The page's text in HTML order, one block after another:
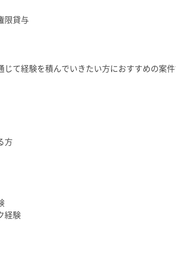
限貸与
て経験を積んでいきたい方におすすめの案
方
経験